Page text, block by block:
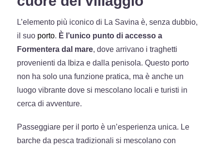
L’elemento più iconico di La Savina è, senza dubbio,
il suo porto. È l’unico punto di accesso a
Formentera dal mare, dove arrivano i traghetti
provenienti da Ibiza e dalla penisola. Questo porto
non ha solo una funzione pratica, ma è anche un
luogo vibrante dove si mescolano locali e turisti in
cerca di avventure.
Passeggiare per il porto è un’esperienza unica. Le
barche da pesca tradizionali si mescolano con